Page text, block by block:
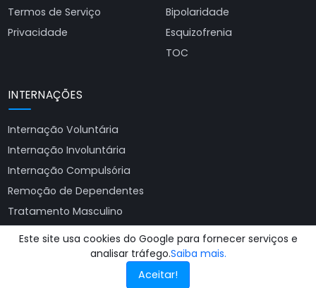
Termos de Serviço
Privacidade
Bipolaridade
Esquizofrenia
TOC
INTERNAÇÕES
Internação Voluntária
Internação Involuntária
Internação Compulsória
Remoção de Dependentes
Tratamento Masculino
Tratamento Feminino
Ver todas as clínicas
Este site usa cookies do Google para fornecer serviços e
analisar tráfego.Saiba mais.
Aceitar!